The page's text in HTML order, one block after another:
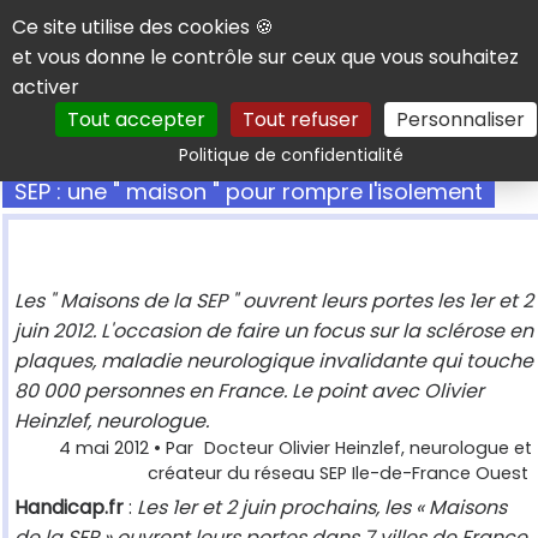
Panneau de gestion des cookies
Ce site utilise des cookies 🍪
et vous donne le contrôle sur ceux que vous souhaitez
activer
Tout accepter
Tout refuser Personnaliser
Politique de confidentialitéRechercher
SEP : une " maison " pour rompre l'isolement
Les " Maisons de la SEP " ouvrent leurs portes les 1er et 2
juin 2012. L'occasion de faire un focus sur la sclérose en
plaques, maladie neurologique invalidante qui touche
80 000 personnes en France. Le point avec Olivier
Heinzlef, neurologue.
4 mai 2012• Par Docteur Olivier Heinzlef, neurologue et
créateur du réseau SEP Ile-de-France Ouest
Handicap.fr: Les 1er et 2 juin prochains, les « Maisons